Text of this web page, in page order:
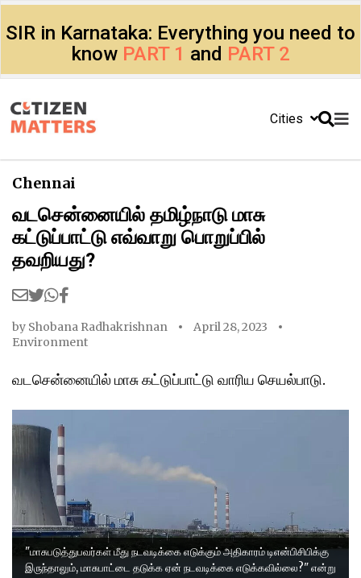
SIR in Karnataka: Everything you need to
know PART 1 and PART 2
Cities
Chennai
வடசென்னையில் தமிழ்நாடு மாசு
கட்டுப்பாட்டு எவ்வாறு பொறுப்பில்
தவறியது?
by Shobana Radhakrishnan
April 28, 2023
Environment
வடசென்னையில் மாசு கட்டுப்பாட்டு வாரிய செயல்பாடு.
"மாசுபடுத்துபவர்கள் மீது நடவடிக்கை எடுக்கும் அதிகாரம் டிஎன்பிசிபிக்கு
இருந்தாலும், மாசுபாட்டை தடுக்க ஏன் நடவடிக்கை எடுக்கவில்லை?" என்று